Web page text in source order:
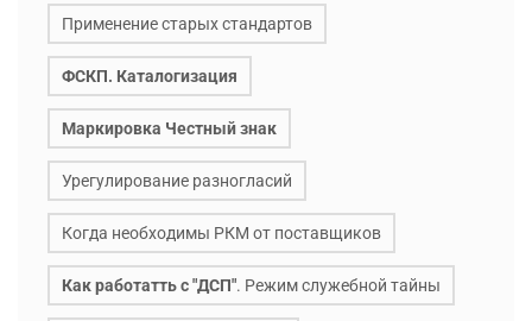
Применение старых стандартов
ФСКП. Каталогизация
Маркировка Честный знак
Урегулирование разногласий
Когда необходимы РКМ от поставщиков
Как работатть с "ДСП". Режим служебной тайны